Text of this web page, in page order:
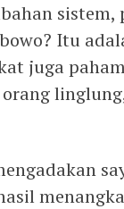
sistem,
Itu
juga